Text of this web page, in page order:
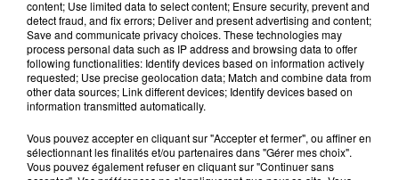
7h53
Tardinghen : une femme de 75 ans
réanimée après une noyade
content; Use limited data to select content; Ensure security, prevent and
detect fraud, and fix errors; Deliver and present advertising and content;
Save and communicate privacy choices. These technologies may
process personal data such as IP address and browsing data to offer
following functionalities: Identify devices based on information actively
requested; Use precise geolocation data; Match and combine data from
other data sources; Link different devices; Identify devices based on
information transmitted automatically.
Vous pouvez accepter en cliquant sur "Accepter et fermer", ou affiner en
sélectionnant les finalités et/ou partenaires dans "Gérer mes choix".
Vous pouvez également refuser en cliquant sur "Continuer sans